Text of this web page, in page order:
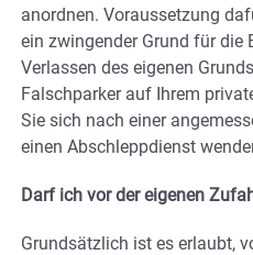
anordnen. Voraussetzung
ein zwingender Grund für die
Verlassen des eigenen
Falschparker auf Ihrem
Sie sich nach einer
einen Abschleppdienst
Darf ich vor der eigenen
Grundsätzlich ist es erlaubt,